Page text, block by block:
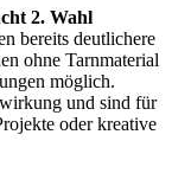
2. Wahl
bereits deutlichere
ohne Tarnmaterial
möglich.
und sind für
oder kreative